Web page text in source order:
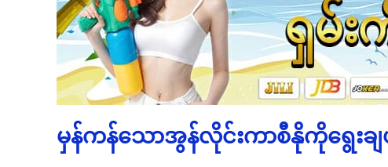
မှန်ကန်သောအွန်လိုင်းကာစီနိုကိုရွေးချ